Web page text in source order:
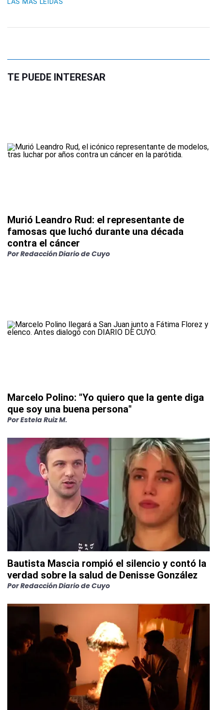
TE PUEDE INTERESAR
Murió Leandro Rud: el representante de
famosas que luchó durante una década
contra el cáncer
PorRedacción Diario de Cuyo
Marcelo Polino: "Yo quiero que la gente diga
que soy una buena persona"
PorEstela Ruiz M.
Bautista Mascia rompió el silencio y contó la
verdad sobre la salud de Denisse González
PorRedacción Diario de Cuyo